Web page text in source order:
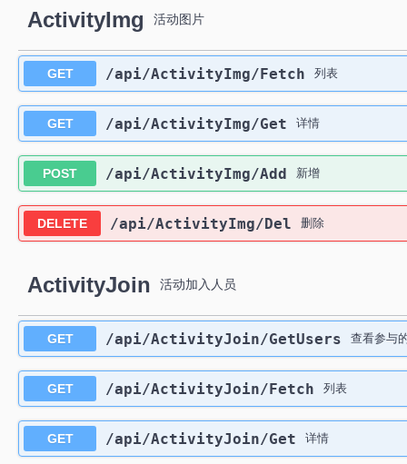
ActivityImg 活动图片
GET ​/api​/ActivityImg​/Fetch 列表
GET ​/api​/ActivityImg​/Get 详情
POST ​/api​/ActivityImg​/Add 新增
DELETE ​/api​/ActivityImg​/Del 删除
ActivityJoin 活动加入人员
GET ​/api​/ActivityJoin​/GetUsers 查看参与
GET ​/api​/ActivityJoin​/Fetch 列表
GET ​/api​/ActivityJoin​/Get 详情